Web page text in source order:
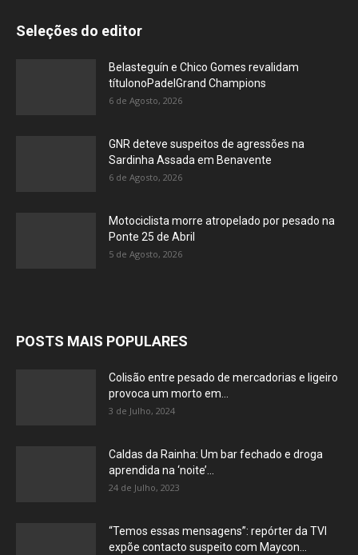
Seleções do editor
Belasteguín e Chico Gomes revalidam
títulonoPadelGrand Champions
6 de Agosto, 2026
GNR deteve suspeitos de agressões na
Sardinha Assada em Benavente
6 de Agosto, 2026
Motociclista morre atropelado por pesado na
Ponte 25 de Abril
5 de Agosto, 2026
POSTS MAIS POPULARES
Colisão entre pesado de mercadorias e ligeiro
provoca um morto em...
3 de Julho, 2024
Caldas da Rainha: Um bar fechado e droga
aprendida na ‘noite’...
24 de Julho, 2023
“Temos essas mensagens”: repórter da TVI
expõe contacto suspeito com Maycon...